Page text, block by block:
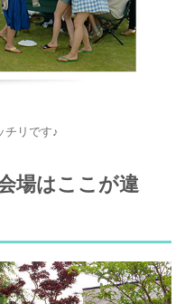
チリです♪
場はここが違